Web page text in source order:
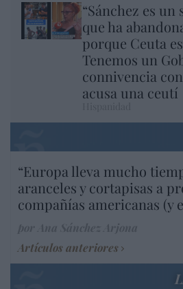
“Sánchez es
que ha
porque Ceuta
Tenemos un
connivencia
acusa una ceutí
“Europa lleva mucho
aranceles y cortapisas a
compañías americanas (y
Artículos anteriores